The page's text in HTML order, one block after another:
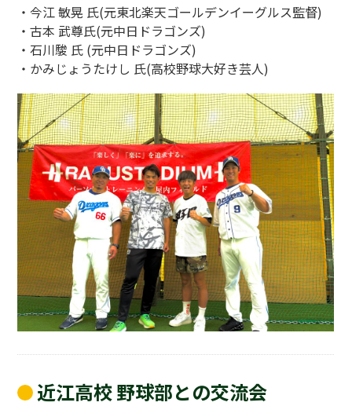
・今江 敏晃 氏(元東北楽天ゴールデンイーグルス監督)
・古本 武尊氏(元中日ドラゴンズ)
・石川駿 氏 (元中日ドラゴンズ)
・かみじょうたけし 氏(高校野球大好き芸人)
近江高校 野球部との交流会